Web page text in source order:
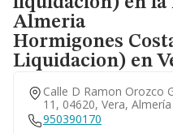
Almeria
Hormigones
Liquidacion) en
Calle D Ramon Orozco
11, 04620, Vera, Almería
950390170